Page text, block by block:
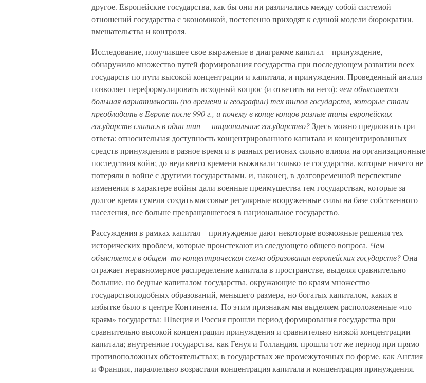
другое. Европейские государства, как бы они ни различались между собой системой
отношений государства с экономикой, постепенно приходят к единой модели бюрократии,
вмешательства и контроля.
Исследование, получившее свое выражение в диаграмме капитал—принуждение,
обнаружило множество путей формирования государства при последующем развитии всех
государств по пути высокой концентрации и капитала, и принуждения. Проведенный анализ
позволяет переформулировать исходный вопрос (и ответить на него): чем объясняется
большая вариативность (по времени и географии) тех типов государств, которые стали
преобладать в Европе после 990 г., и почему в конце концов разные типы европейских
государств слились в один тип — национальное государство?Здесь можно предложить три
ответа: относительная доступность концентрированного капитала и концентрированных
средств принуждения в разное время и в разных регионах сильно влияла на организационные
последствия войн; до недавнего времени выживали только те государства, которые ничего не
потеряли в войне с другими государствами, и, наконец, в долговременной перспективе
изменения в характере войны дали военные преимущества тем государствам, которые за
долгое время сумели создать массовые регулярные вооруженные силы на базе собственного
населения, все больше превращавшегося в национальное государство.
Рассуждения в рамках капитал—принуждение дают некоторые возможные решения тех
исторических проблем, которые проистекают из следующего общего вопроса. Чем
объясняется в общем–то концентрическая схема образования европейских государств?Она
отражает неравномерное распределение капитала в пространстве, выделяя сравнительно
большие, но бедные капиталом государства, окружающие по краям множество
государствоподобных образований, меньшего размера, но богатых капиталом, каких в
избытке было в центре Континента. По этим признакам мы выделяем расположенные «по
краям» государства: Швеция и Россия прошли период формирования государства при
сравнительно высокой концентрации принуждения и сравнительно низкой концентрации
капитала; внутренние государства, как Генуя и Голландия, прошли тот же период при прямо
противоположных обстоятельствах; в государствах же промежуточных по форме, как Англия
и Франция, параллельно возрастали концентрация капитала и концентрация принуждения.